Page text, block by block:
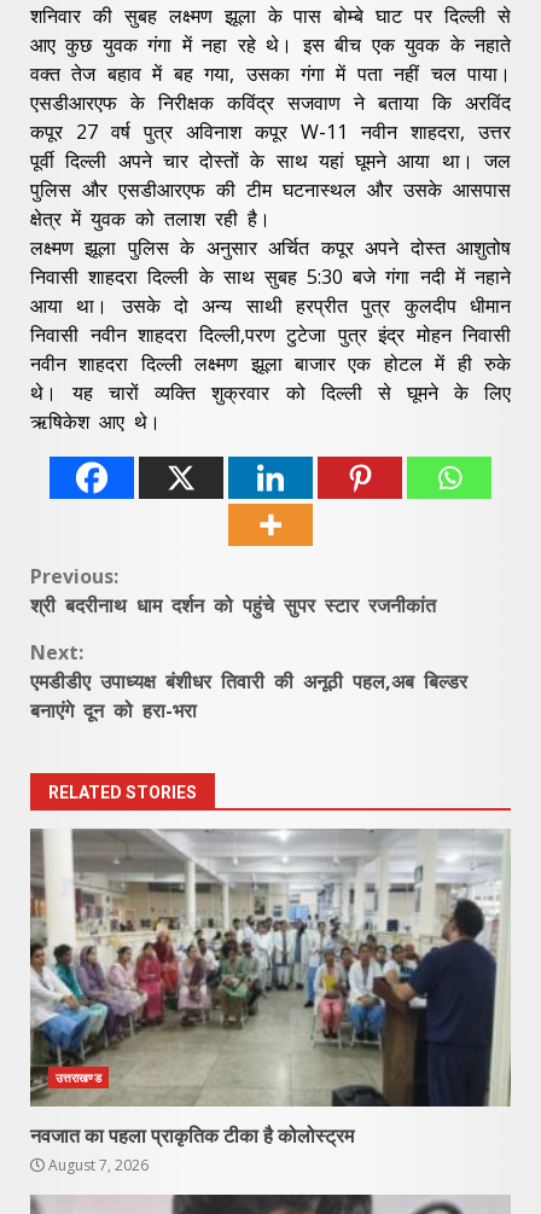
शनिवार की सुबह लक्ष्मण झूला के पास बोम्बे घाट पर दिल्ली से
आए कुछ युवक गंगा में नहा रहे थे। इस बीच एक युवक के नहाते
वक्त तेज बहाव में बह गया, उसका गंगा में पता नहीं चल पाया।
एसडीआरएफ के निरीक्षक कविंद्र सजवाण ने बताया कि अरविंद
कपूर 27 वर्ष पुत्र अविनाश कपूर W-11 नवीन शाहदरा, उत्तर
पूर्वी दिल्ली अपने चार दोस्तों के साथ यहां घूमने आया था। जल
पुलिस और एसडीआरएफ की टीम घटनास्थल और उसके आसपास
क्षेत्र में युवक को तलाश रही है।
लक्ष्मण झूला पुलिस के अनुसार अर्चित कपूर अपने दोस्त आशुतोष
निवासी शाहदरा दिल्ली के साथ सुबह 5:30 बजे गंगा नदी में नहाने
आया था। उसके दो अन्य साथी हरप्रीत पुत्र कुलदीप धीमान
निवासी नवीन शाहदरा दिल्ली,परण टुटेजा पुत्र इंद्र मोहन निवासी
नवीन शाहदरा दिल्ली लक्ष्मण झूला बाजार एक होटल में ही रुके
थे। यह चारों व्यक्ति शुक्रवार को दिल्ली से घूमने के लिए
ऋषिकेश आए थे।
Continue
Reading
Previous:
श्री बदरीनाथ धाम दर्शन को पहुंचे सुपर स्टार रजनीकांत
Next:
एमडीडीए उपाध्यक्ष बंशीधर तिवारी की अनूठी पहल,अब बिल्डर
बनाएंगे दून को हरा-भरा
RELATED STORIES
उत्तराखण्ड
नवजात का पहला प्राकृतिक टीका है कोलोस्ट्रम
August 7, 2026